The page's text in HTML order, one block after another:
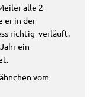
alle 2
er in der
richtig verläuft.
ein
vom